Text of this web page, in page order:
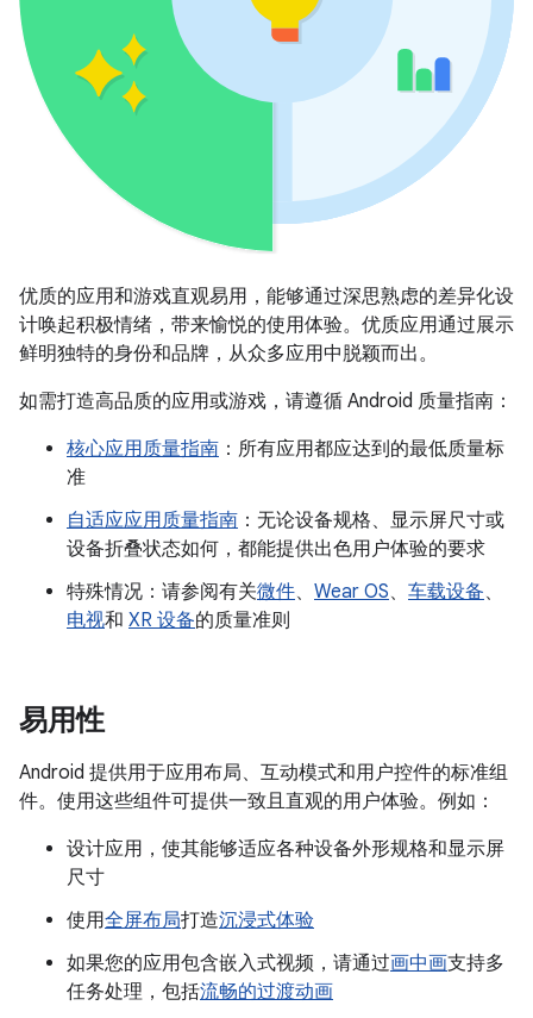
优质的应用和游戏直观易用，能够通过深思熟虑的差异化设
计唤起积极情绪，带来愉悦的使用体验。优质应用通过展示
鲜明独特的身份和品牌，从众多应用中脱颖而出。
如需打造高品质的应用或游戏，请遵循 Android 质量指南：
核心应用质量指南 ：所有应用都应达到的最低质量标
准
自适应应用质量指南 ：无论设备规格、显示屏尺寸或
设备折叠状态如何，都能提供出色用户体验的要求
特殊情况：请参阅有关微件、 Wear OS、 车载设备、
电视和 XR 设备的质量准则
易用性
Android 提供用于应用布局、互动模式和用户控件的标准组
件。使用这些组件可提供一致且直观的用户体验。例如：
设计应用，使其能够适应各种设备外形规格和显示屏
尺寸
使用全屏布局打造沉浸式体验
如果您的应用包含嵌入式视频，请通过画中画支持多
任务处理，包括流畅的过渡动画